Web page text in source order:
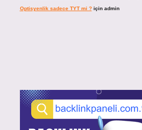
Optisyenlik sadece TYT mi ?için admin